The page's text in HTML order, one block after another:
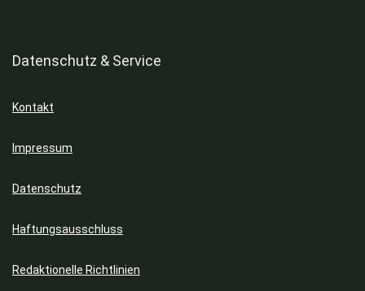
Datenschutz & Service
Kontakt
Impressum
Datenschutz
Haftungsausschluss
Redaktionelle Richtlinien